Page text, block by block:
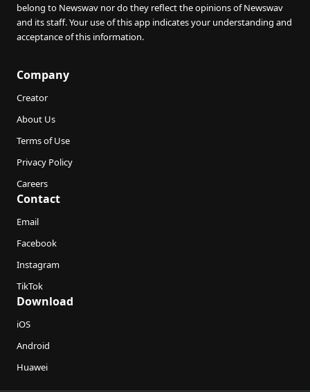
belong to Newswav nor do they reflect the opinions of Newswav
and its staff. Your use of this app indicates your understanding and
acceptance of this information.
Company
Creator
About Us
Terms of Use
Privacy Policy
Careers
Contact
Email
Facebook
Instagram
TikTok
Download
iOS
Android
Huawei